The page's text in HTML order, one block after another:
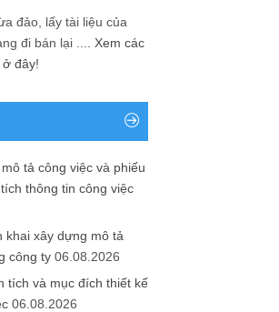
đảo, lấy tài liệu của
đi bán lại .... Xem các
đây!
tả công việc và phiếu
thông tin công việc
khai xây dựng mô tả
công ty 06.08.2026
tích và mục đích thiết kế
06.08.2026